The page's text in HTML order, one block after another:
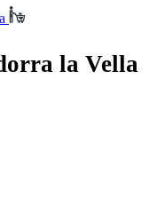
la Vella